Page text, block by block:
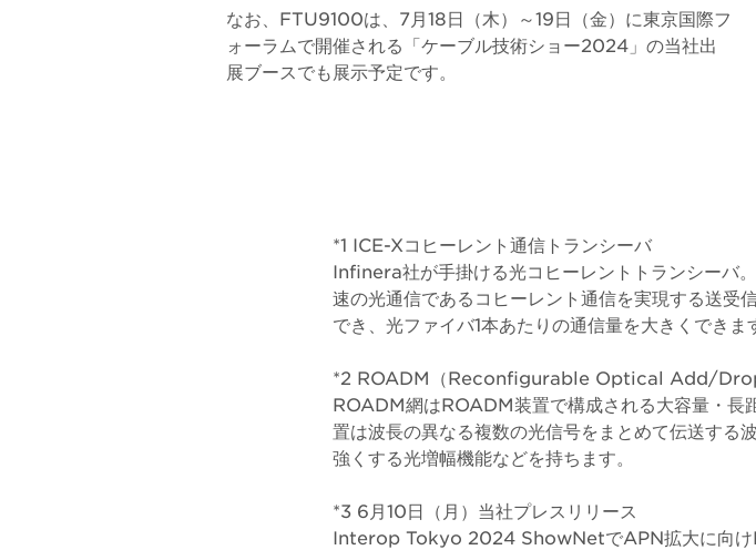
なお、FTU9100は、7月18日（木）～19日（金）に東京国際フ
ォーラムで開催される「ケーブル技術ショー2024」の当社出
展ブースでも展示予定です。
*1 ICE-Xコヒーレント通信トランシーバ
Infinera社が手掛ける光コヒーレントトランシーバ
速の光通信であるコヒーレント通信を実現する送受
でき、光ファイバ1本あたりの通信量を大きくできま
*2 ROADM（Reconfigurable Optical Add/
ROADM網はROADM装置で構成される大容量・長
置は波長の異なる複数の光信号をまとめて伝送する
強くする光増幅機能などを持ちます。
*3 6月10日（月）当社プレスリリース
Interop Tokyo 2024 ShowNetでAPN拡大に向け